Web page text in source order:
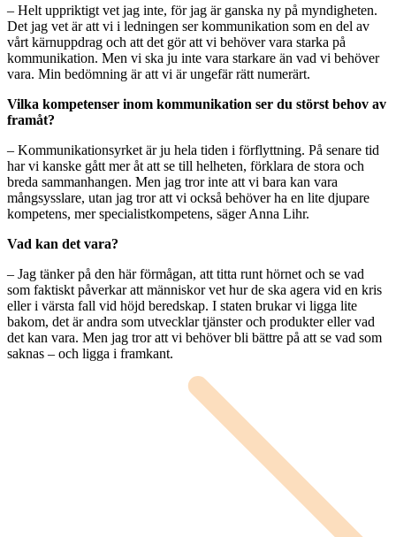
– Helt uppriktigt vet jag inte, för jag är ganska ny på myndigheten.
Det jag vet är att vi i ledningen ser kommunikation som en del av
vårt kärnuppdrag och att det gör att vi behöver vara starka på
kommunikation. Men vi ska ju inte vara starkare än vad vi behöver
vara. Min bedömning är att vi är ungefär rätt numerärt.
Vilka kompetenser inom kommunikation ser du störst behov av
framåt?
– Kommunikationsyrket är ju hela tiden i förflyttning. På senare tid
har vi kanske gått mer åt att se till helheten, förklara de stora och
breda sammanhangen. Men jag tror inte att vi bara kan vara
mångsysslare, utan jag tror att vi också behöver ha en lite djupare
kompetens, mer specialistkompetens, säger Anna Lihr.
Vad kan det vara?
– Jag tänker på den här förmågan, att titta runt hörnet och se vad
som faktiskt påverkar att människor vet hur de ska agera vid en kris
eller i värsta fall vid höjd beredskap. I staten brukar vi ligga lite
bakom, det är andra som utvecklar tjänster och produkter eller vad
det kan vara. Men jag tror att vi behöver bli bättre på att se vad som
saknas – och ligga i framkant.